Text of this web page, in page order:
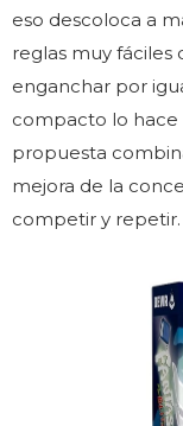
eso descoloca a
reglas muy fáciles
enganchar por
compacto lo hace
propuesta
mejora de la
competir y repetir.